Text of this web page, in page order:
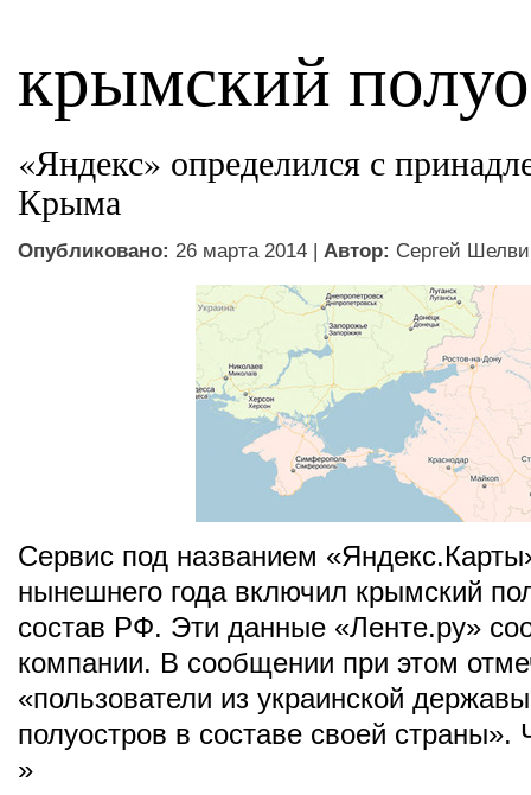
крымский
«Яндекс» определился с
Крыма
Опубликовано: 26 марта 2014 | Автор: Сергей
Сервис под названием
нынешнего года включил крымский
состав РФ. Эти данные «Ленте.ру»
компании. В сообщении при этом
«пользователи из украинской
полуостров в составе своей страны».
»